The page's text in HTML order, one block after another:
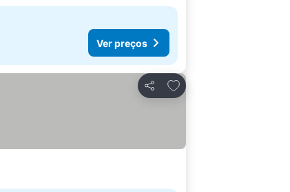
Ver preços
Partilhar
Adicionar aos favoritos